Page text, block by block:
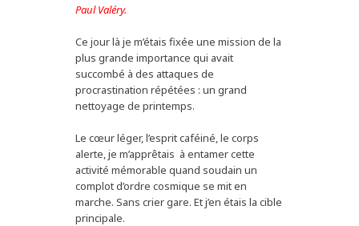
Paul Valéry.
Ce jour là je m’étais fixée une mission de la
plus grande importance qui avait
succombé à des attaques de
procrastination répétées : un grand
nettoyage de printemps.
Le cœur léger, l’esprit caféiné, le corps
alerte, je m’apprêtais à entamer cette
activité mémorable quand soudain un
complot d’ordre cosmique se mit en
marche. Sans crier gare. Et j’en étais la cible
principale.